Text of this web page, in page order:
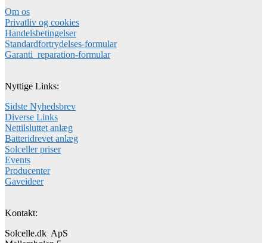
Om os
Privatliv og cookies
Handelsbetingelser
Standardfortrydelses-formular
Garanti_reparation-formular
Nyttige Links:
Sidste Nyhedsbrev
Diverse Links
Nettilsluttet anlæg
Batteridrevet anlæg
Solceller priser
Events
Producenter
Gaveideer
Kontakt:
Solcelle.dk ApS